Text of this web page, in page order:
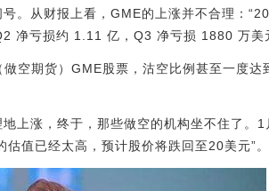
。从财报上看，GME的上涨并不合理：
净亏损约 1.11 亿，Q3 净亏损 1880 万美
空期货）GME股票，沽空比例甚至一度
上涨，终于，那些做空的机构坐不住了
值已经太高，预计股价将跌回至20美元”。